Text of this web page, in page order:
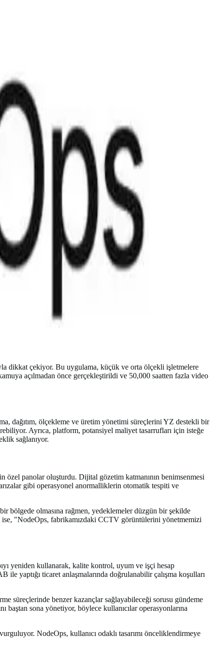
dikkat çekiyor. Bu uygulama, küçük ve orta ölçekli işletmelere
açılmadan önce gerçekleştirildi ve 50,000 saatten fazla video
dağıtım, ölçekleme ve üretim yönetimi süreçlerini YZ destekli bir
Ayrıca, platform, potansiyel maliyet tasarrufları için isteğe
sağlanıyor.
panolar oluşturdu. Dijital gözetim katmanının benimsenmesi
gibi operasyonel anormalliklerin otomatik tespiti ve
bölgede olmasına rağmen, yedeklemeler düzgün bir şekilde
ise, "NodeOps, fabrikamızdaki CCTV görüntülerini yönetmemizi
yeniden kullanarak, kalite kontrol, uyum ve işçi hesap
ile yaptığı ticaret anlaşmalarında doğrulanabilir çalışma koşulları
süreçlerinde benzer kazançlar sağlayabileceği sorusu gündeme
sona yönetiyor, böylece kullanıcılar operasyonlarına
NodeOps, kullanıcı odaklı tasarımı önceliklendirmeye